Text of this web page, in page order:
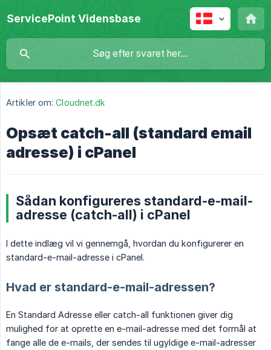
ServicePoint Vidensbase
Artikler om: Cloudnet.dk
Opsæt catch-all (standard email
adresse) i cPanel
Sådan konfigureres standard-e-mail-
adresse (catch-all) i cPanel
I dette indlæg vil vi gennemgå, hvordan du konfigurerer en
standard-e-mail-adresse i cPanel.
Hvad er standard-e-mail-adressen?
En Standard Adresse eller catch-all funktionen giver dig
mulighed for at oprette en e-mail-adresse med det formål at
fange alle de e-mails, der sendes til ugyldige e-mail-adresser